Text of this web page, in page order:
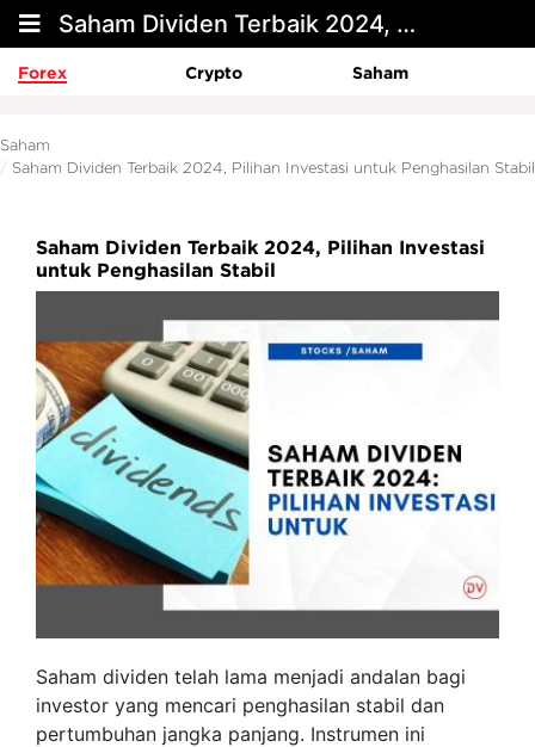
Saham Dividen Terbaik 2024, Pilihan Investasi untuk Penghasilan Stabil
Forex Crypto Saham
Saham
Saham Dividen Terbaik 2024, Pilihan Investasi untuk Penghasilan Stabil
Saham Dividen Terbaik 2024, Pilihan Investasi
untuk Penghasilan Stabil
Saham dividen telah lama menjadi andalan bagi
investor yang mencari penghasilan stabil dan
pertumbuhan jangka panjang. Instrumen ini